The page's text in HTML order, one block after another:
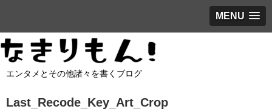
MENU
エンタメとその他諸々を書くブログ
Last_Recode_Key_Art_Crop